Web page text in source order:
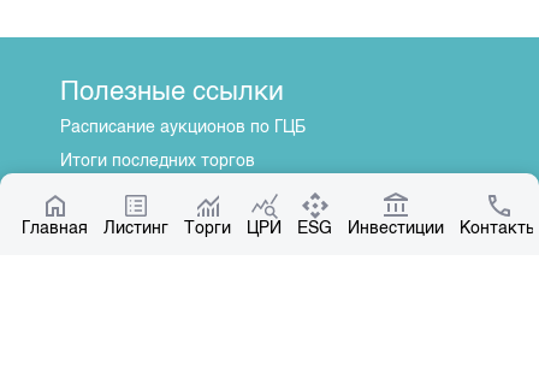
Главная Листинг Торги ЦРИ ESG Инвестиции Контакты
Полезные ссылки
Расписание аукционов по ГЦБ
Итоги последних торгов
Котировки по ЦБ
Центр раскрытия информации